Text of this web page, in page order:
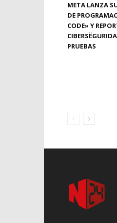
META LANZA
DE
CODE» Y
PRUEBAS